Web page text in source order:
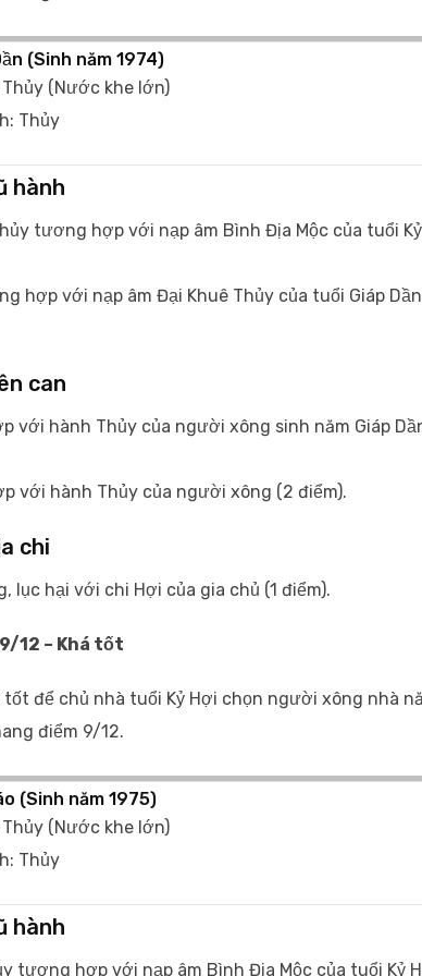
(Sinh năm 1974)
Thủy (Nước khe lớn)
Thủy
hành
tương hợp với nạp âm Bình Địa Mộc của tuổi Kỷ
hợp với nạp âm Đại Khuê Thủy của tuổi Giáp
can
với hành Thủy của người xông sinh năm Giáp
với hành Thủy của người xông (2 điểm).
chi
lục hại với chi Hợi của gia chủ (1 điểm).
9/12 – Khá tốt
tốt để chủ nhà tuổi Kỷ Hợi chọn người xông nhà
điểm 9/12.
(Sinh năm 1975)
Thủy (Nước khe lớn)
Thủy
hành
tương hợp với nạp âm Bình Địa Mộc của tuổi Kỷ